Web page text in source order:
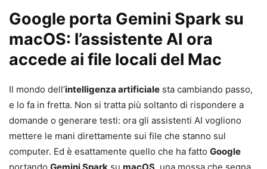
Google porta Gemini Spark su
macOS: l’assistente AI ora
accede ai file locali del Mac
Il mondo dell’intelligenza artificiale sta cambiando passo,
e lo fa in fretta. Non si tratta più soltanto di rispondere a
domande o generare testi: ora gli assistenti AI vogliono
mettere le mani direttamente sui file che stanno sul
computer. Ed è esattamente quello che ha fatto Google
portando Gemini Spark su macOS, una mossa che segna